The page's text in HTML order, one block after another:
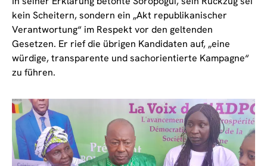
kein Scheitern, sondern ein „Akt republikanischer
Verantwortung“ im Respekt vor den geltenden
Gesetzen. Er rief die übrigen Kandidaten auf, „eine
würdige, transparente und sachorientierte Kampagne“
zu führen.